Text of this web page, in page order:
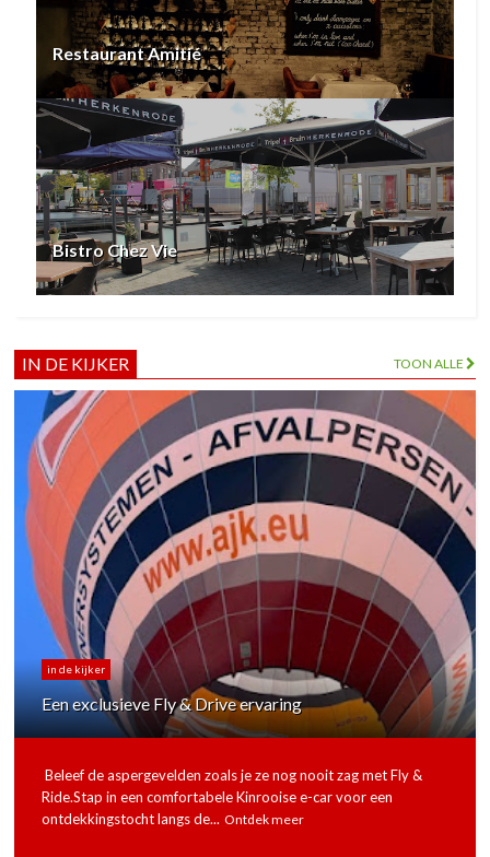
Restaurant Amitié
Bistro Chez Vie
IN DE KIJKER TOON ALLE
in de kijker
Een exclusieve Fly & Drive ervaring
Beleef de aspergevelden zoals je ze nog nooit zag met Fly &
Ride.Stap in een comfortabele Kinrooise e-car voor een
ontdekkingstocht langs de... Ontdek meer